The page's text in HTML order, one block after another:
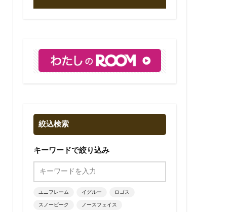
絞込検索
キーワードで絞り込み
ユニフレーム イグルー ロゴス
スノーピーク ノースフェイス